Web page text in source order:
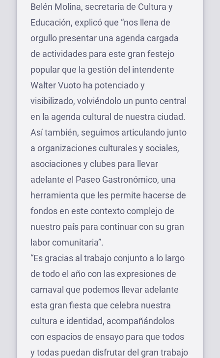
Belén Molina, secretaria de Cultura y
Educación, explicó que “nos llena de
orgullo presentar una agenda cargada
de actividades para este gran festejo
popular que la gestión del intendente
Walter Vuoto ha potenciado y
visibilizado, volviéndolo un punto central
en la agenda cultural de nuestra ciudad.
Así también, seguimos articulando junto
a organizaciones culturales y sociales,
asociaciones y clubes para llevar
adelante el Paseo Gastronómico, una
herramienta que les permite hacerse de
fondos en este contexto complejo de
nuestro país para continuar con su gran
labor comunitaria”.
“Es gracias al trabajo conjunto a lo largo
de todo el año con las expresiones de
carnaval que podemos llevar adelante
esta gran fiesta que celebra nuestra
cultura e identidad, acompañándolos
con espacios de ensayo para que todos
y todas puedan disfrutar del gran trabajo